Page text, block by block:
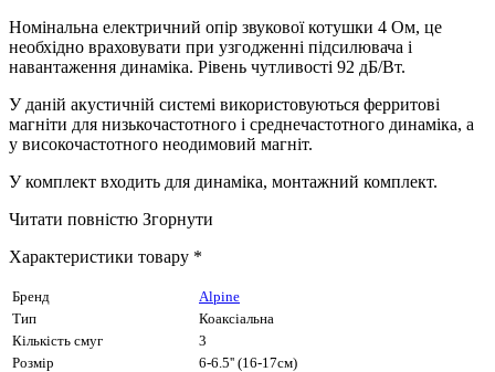
Номінальна електричний опір звукової котушки 4 Ом, це
необхідно враховувати при узгодженні підсилювача і
навантаження динаміка. Рівень чутливості 92 дБ/Вт.
У даній акустичній системі використовуються ферритові
магніти для низькочастотного і среднечастотного динаміка, а
у високочастотного неодимовий магніт.
У комплект входить для динаміка, монтажний комплект.
Читати повністю Згорнути
Характеристики товару *
Бренд
Alpine
Тип
Коаксіальна
Кількість смуг
3
Розмір
6-6.5'' (16-17см)